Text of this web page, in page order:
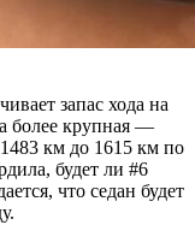
запас хода на
более крупная —
км до 1615 км по
будет ли #6
что седан будет